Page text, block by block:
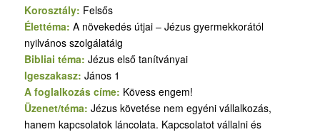
Korosztály: Felsős
Élettéma: A növekedés útjai – Jézus gyermekkorától
nyilvános szolgálatáig
Bibliai téma: Jézus első tanítványai
Igeszakasz: János 1
A foglalkozás címe: Kövess engem!
Üzenet/téma: Jézus követése nem egyéni vállalkozás,
hanem kapcsolatok láncolata. Kapcsolatot vállalni és